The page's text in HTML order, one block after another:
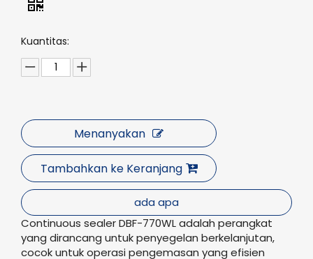
Kuantitas:
Menanyakan
Tambahkan ke Keranjang
ada apa
Continuous sealer DBF-770WL adalah perangkat
yang dirancang untuk penyegelan berkelanjutan,
cocok untuk operasi pengemasan yang efisien